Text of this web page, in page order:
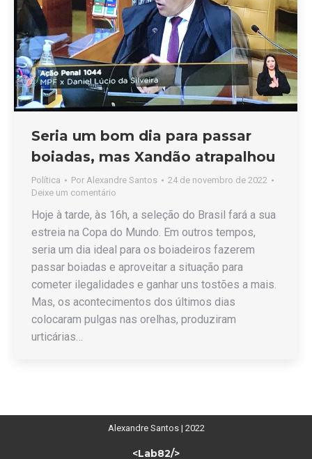
Seria um bom dia para passar
boiadas, mas Xandão atrapalhou
Política Por Alexandre Santos
24 de novembro de 2022
Deixe um comentário
Hoje à tarde, às 16h, a seleção do Brasil fará a sua
estreia na Copa do Mundo. Em outros tempos,
seria um dia ideal para os boiadeiros fazerem
passar boiadas e aproveitar a situação para
cometer ilegalidades e ganhar uns tostões a mais.
Mas, os acontecimentos dos últimos dias
colocaram pulgas nas orelhas, produziram
urticárias…
Alexandre Santos | 2022
<Lab82/>